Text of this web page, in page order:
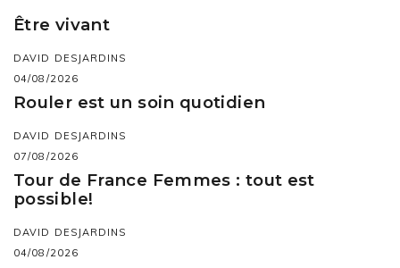
Être vivant
DAVID DESJARDINS
04/08/2026
Rouler est un soin quotidien
DAVID DESJARDINS
07/08/2026
Tour de France Femmes : tout est
possible!
DAVID DESJARDINS
04/08/2026